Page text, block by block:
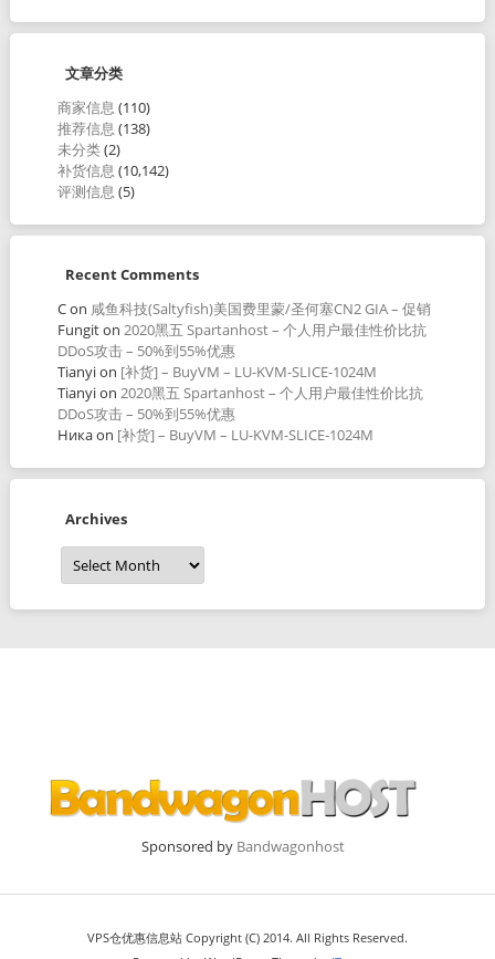
文章分类
商家信息 (110)
推荐信息 (138)
未分类(2)
补货信息 (10,142)
评测信息 (5)
Recent Comments
Con 咸鱼科技(Saltyfish)美国费里蒙/圣何塞CN2 GIA – 促销
Fungiton 2020黑五 Spartanhost – 个人用户最佳性价比抗
DDoS攻击 – 50%到55%优惠
Tianyion [补货] – BuyVM – LU-KVM-SLICE-1024M
Tianyion 2020黑五 Spartanhost – 个人用户最佳性价比抗
DDoS攻击 – 50%到55%优惠
Никаon [补货] – BuyVM – LU-KVM-SLICE-1024M
Archives
Archives
Sponsored by Bandwagonhost
VPS仓优惠信息站 Copyright (C) 2014. All Rights Reserved.